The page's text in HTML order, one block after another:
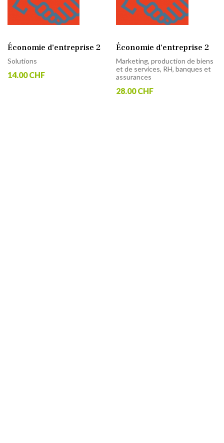
Économie d’entreprise 2
Solutions
14.00 CHF
Économie d’entreprise 2
Marketing, production de biens
et de services, RH, banques et
assurances
28.00 CHF